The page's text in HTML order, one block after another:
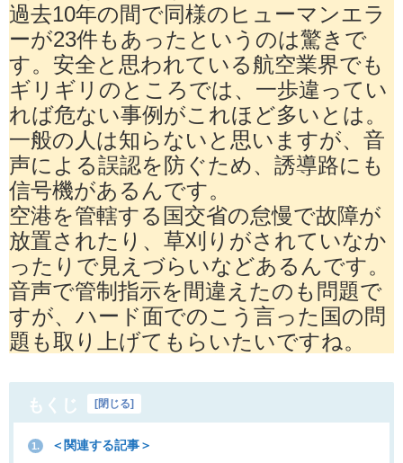
過去10年の間で同様のヒューマンエラ
ーが23件もあったというのは驚きで
す。安全と思われている航空業界でも
ギリギリのところでは、一歩違ってい
れば危ない事例がこれほど多いとは。
一般の人は知らないと思いますが、音
声による誤認を防ぐため、誘導路にも
信号機があるんです。
空港を管轄する国交省の怠慢で故障が
放置されたり、草刈りがされていなか
ったりで見えづらいなどあるんです。
音声で管制指示を間違えたのも問題で
すが、ハード面でのこう言った国の問
題も取り上げてもらいたいですね。
もくじ [閉じる]
1. ＜関連する記事＞